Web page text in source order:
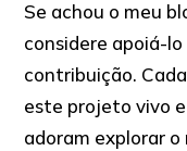
Se achou o meu
considere apoiá-
contribuição.
este projeto vivo
adoram explorar o